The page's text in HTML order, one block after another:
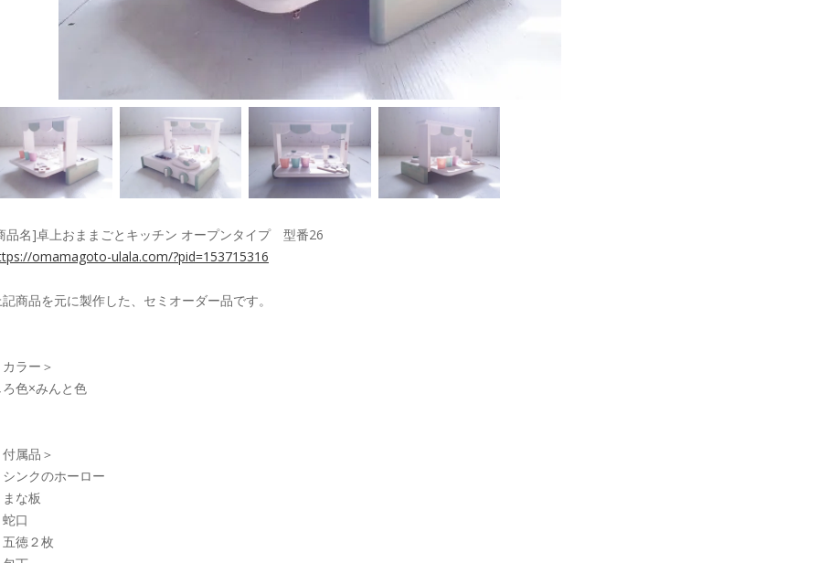
品名]卓上おままごとキッチン オープンタイプ 型番26
omamagoto-ulala.com/?pid=153715316
商品を元に製作した、セミオーダー品です。
ラー＞
ろ色×みんと色
属品＞
ンクのホーロー
な板
口
徳２枚